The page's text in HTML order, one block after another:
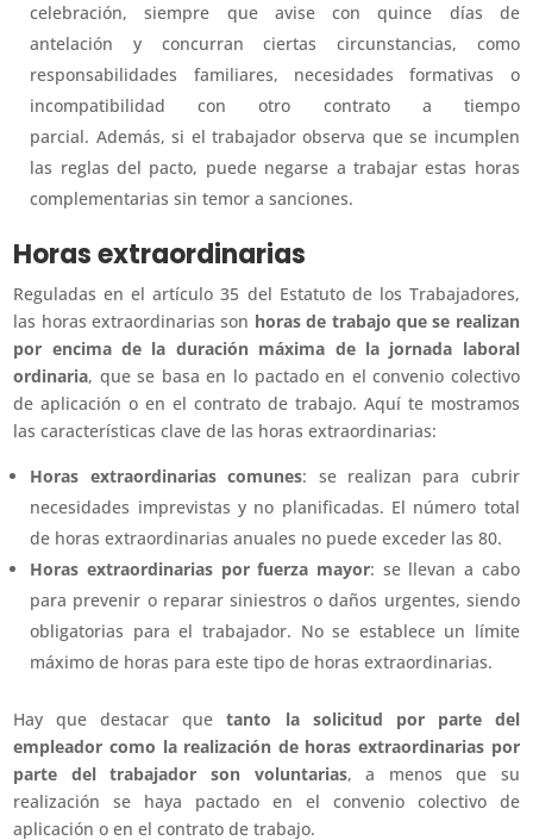
celebración, siempre que avise con quince días de
antelación y concurran ciertas circunstancias, como
responsabilidades familiares, necesidades formativas o
incompatibilidad con otro contrato a tiempo
parcial. Además, si el trabajador observa que se incumplen
las reglas del pacto, puede negarse a trabajar estas horas
complementarias sin temor a sanciones.
Horas extraordinarias
Reguladas en el artículo 35 del Estatuto de los Trabajadores,
las horas extraordinarias son horas de trabajo que se realizan
por encima de la duración máxima de la jornada laboral
ordinaria, que se basa en lo pactado en el convenio colectivo
de aplicación o en el contrato de trabajo. Aquí te mostramos
las características clave de las horas extraordinarias:
Horas extraordinarias comunes: se realizan para cubrir
necesidades imprevistas y no planificadas. El número total
de horas extraordinarias anuales no puede exceder las 80.
Horas extraordinarias por fuerza mayor: se llevan a cabo
para prevenir o reparar siniestros o daños urgentes, siendo
obligatorias para el trabajador. No se establece un límite
máximo de horas para este tipo de horas extraordinarias.
Hay que destacar quetanto la solicitud por parte del
empleador como la realización de horas extraordinarias por
parte del trabajador son voluntarias, a menos que su
realización se haya pactado en el convenio colectivo de
aplicación o en el contrato de trabajo.